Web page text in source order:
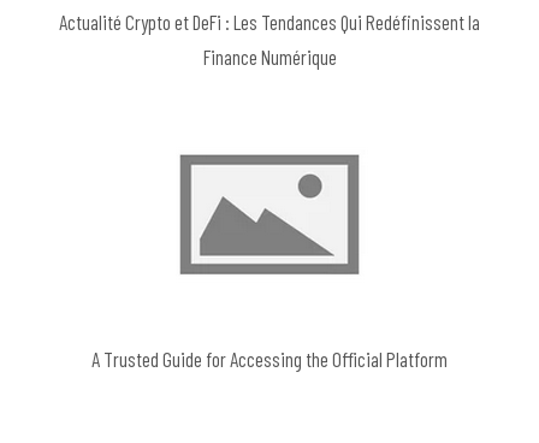
Actualité Crypto et DeFi : Les Tendances Qui Redéfinissent la
Finance Numérique
A Trusted Guide for Accessing the Official Platform